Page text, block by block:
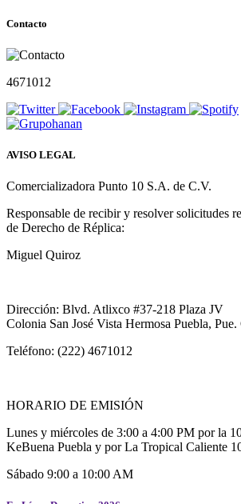
Contacto
4671012
AVISO LEGAL
Comercializadora Punto 10 S.A. de C.V.
Responsable de recibir y resolver solicitudes
de Derecho de Réplica:
Miguel Quiroz
Dirección: Blvd. Atlixco #37-218 Plaza JV
Colonia San José Vista Hermosa Puebla, Pue.
Teléfono: (222) 4671012
HORARIO DE EMISIÓN
Lunes y miércoles de 3:00 a 4:00 PM por la
KeBuena Puebla y por La Tropical Caliente
Sábado 9:00 a 10:00 AM